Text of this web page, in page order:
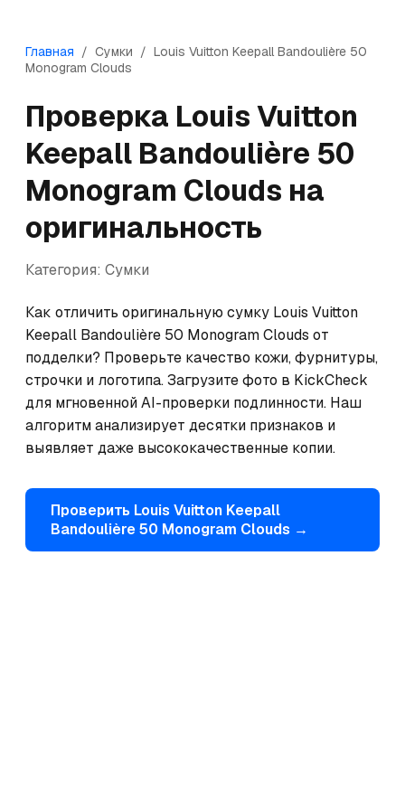
Главная / Сумки / Louis Vuitton Keepall Bandoulière 50
Monogram Clouds
Проверка Louis Vuitton
Keepall Bandoulière 50
Monogram Clouds на
оригинальность
Категория: Сумки
Как отличить оригинальную сумку Louis Vuitton
Keepall Bandoulière 50 Monogram Clouds от
подделки? Проверьте качество кожи, фурнитуры,
строчки и логотипа. Загрузите фото в KickCheck
для мгновенной AI-проверки подлинности. Наш
алгоритм анализирует десятки признаков и
выявляет даже высококачественные копии.
Проверить Louis Vuitton Keepall
Bandoulière 50 Monogram Clouds →